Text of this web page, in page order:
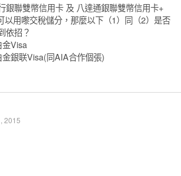
銀聯雙幣信用卡 及 八達通銀聯雙幣信用卡+
以用嚟交稅儲分，那麼以下（1）同（2）是否
依招？
Visa
銀联Visa(同AIA合作個張)
2015